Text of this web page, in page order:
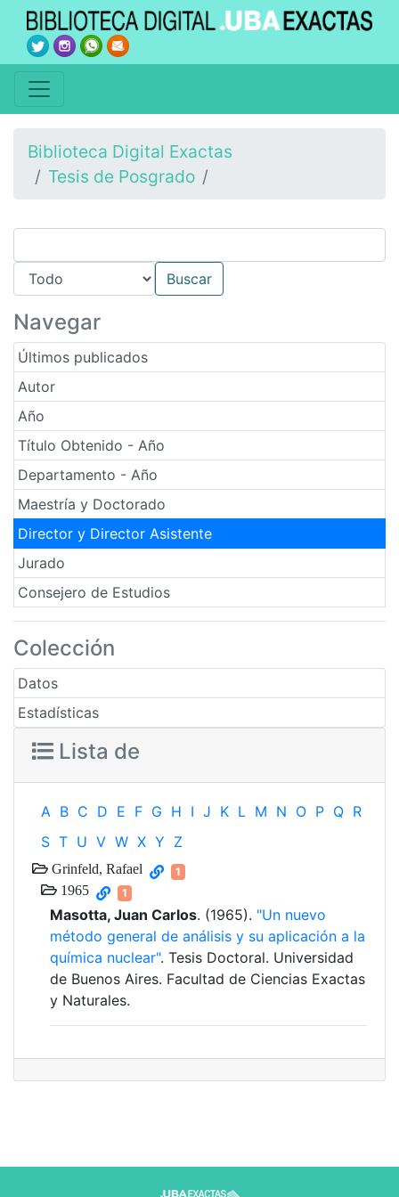
Biblioteca Digital Exactas
Tesis de Posgrado
Navegar
Últimos publicados
Autor
Año
Título Obtenido - Año
Departamento - Año
Maestría y Doctorado
Director y Director Asistente
Jurado
Consejero de Estudios
Colección
Datos
Estadísticas
Lista de
A B C D E F G H I J K L M N O P Q R
S T U V W X Y Z
Grinfeld, Rafael 1
1965 1
Masotta, Juan Carlos. (1965). "Un nuevo
método general de análisis y su aplicación a la
química nuclear". Tesis Doctoral. Universidad
de Buenos Aires. Facultad de Ciencias Exactas
y Naturales.